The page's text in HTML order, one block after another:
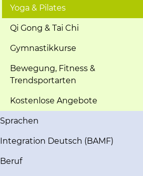
Yoga & Pilates
Qi Gong & Tai Chi
Gymnastikkurse
Bewegung, Fitness &
Trendsportarten
Kostenlose Angebote
Sprachen
Integration Deutsch (BAMF)
Beruf